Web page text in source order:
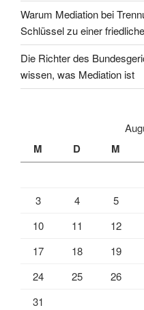
Warum Mediation bei
Schlüssel zu einer
Die Richter des
wissen, was Mediation ist
M D M
3
4 5
10
11 12
17
18 19
24
25 26
31